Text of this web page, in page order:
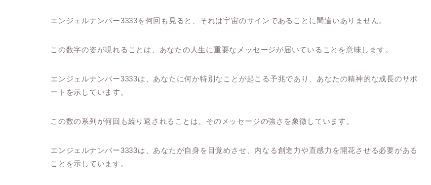
エンジェルナンバー3333を何回も見ると、それは宇宙のサインであることに間違いありません。
この数字の姿が現れることは、あなたの人生に重要なメッセージが届いていることを意味します。
エンジェルナンバー3333は、あなたに何か特別なことが起こる予兆であり、あなたの精神的な成長のサポ
ートを示しています。
この数の系列が何回も繰り返されることは、そのメッセージの強さを象徴しています。
エンジェルナンバー3333は、あなたが自身を目覚めさせ、内なる創造力や直感力を開花させる必要がある
ことを示しています。